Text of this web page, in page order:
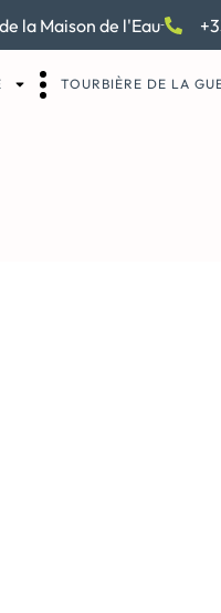
la Maison de l'Eau
TOURBIÈRE DE LA